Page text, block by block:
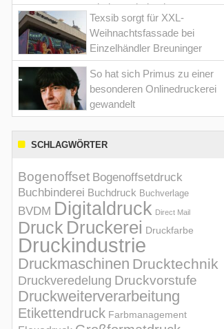
wieder optimiert hat
Texsib sorgt für XXL-
Weihnachtsfassade bei
Einzelhändler Breuninger
So hat sich Primus zu einer
besonderen Onlinedruckerei
gewandelt
SCHLAGWÖRTER
Bogenoffset Bogenoffsetdruck
Buchbinderei Buchdruck Buchverlage
BVDM Digitaldruck Direct Mail
Druck Druckerei Druckfarbe
Druckindustrie
Druckmaschinen Drucktechnik
Druckveredelung Druckvorstufe
Druckweiterverarbeitung
Etikettendruck Farbmanagement